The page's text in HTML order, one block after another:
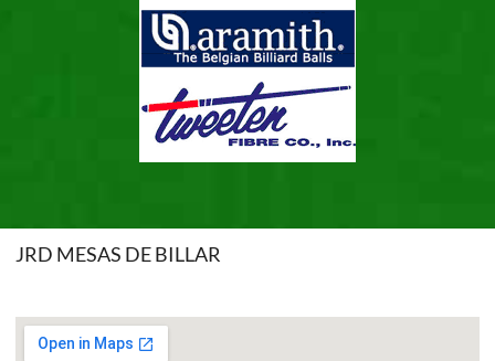
JRD MESAS DE BILLAR